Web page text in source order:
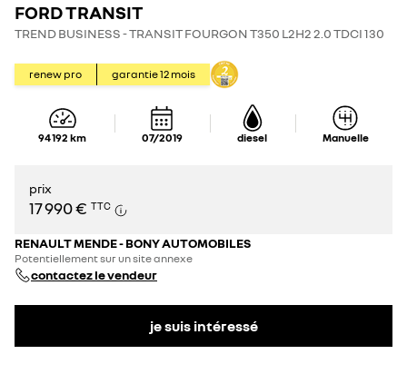
FORD TRANSIT
TREND BUSINESS - TRANSIT FOURGON T350 L2H2 2.0 TDCI 130
renew pro garantie12 mois
94 192 km 07/2019 diesel Manuelle
prix
17 990 € TTC
RENAULT MENDE - BONY AUTOMOBILES
Potentiellement sur un site annexe
contactez le vendeur
je suis intéressé